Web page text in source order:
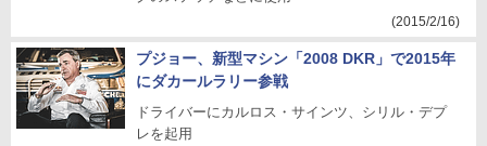
(2015/2/16)
プジョー、新型マシン「2008 DKR」で2015年
にダカールラリー参戦
ドライバーにカルロス・サインツ、シリル・デプ
レを起用